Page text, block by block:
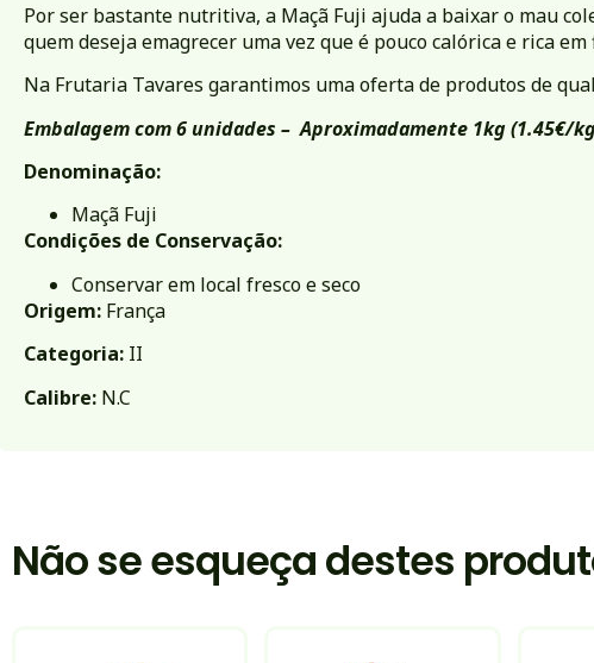
Por ser bastante nutritiva, a Maçã Fuji ajuda a baixar o mau
quem deseja emagrecer uma vez que é pouco calórica e rica em
Na Frutaria Tavares garantimos uma oferta de produtos de
Embalagem com 6 unidades – Aproximadamente 1kg (1.45€/
Denominação:
Maçã Fuji
Condições de Conservação:
Conservar em local fresco e seco
Origem: França
Categoria: II
Calibre: N.C
Não se esqueça destes